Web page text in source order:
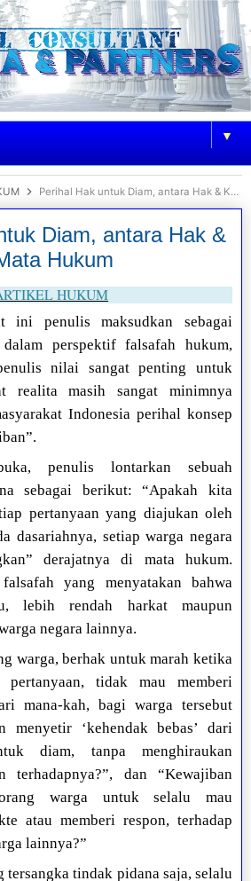
▼
Perihal Hak untuk Diam, antara Hak & Kewajiban di Mata Hukum
Diam, antara Hak &
Hukum
HUKUM
ini penulis maksudkan sebagai
perspektif falsafah hukum,
nilai sangat penting untuk
realita masih sangat minimnya
Indonesia perihal konsep
penulis lontarkan sebuah
sebagai berikut: “Apakah kita
pertanyaan yang diajukan oleh
dasariahnya, setiap warga negara
derajatnya di mata hukum.
yang menyatakan bahwa
lebih rendah harkat maupun
negara lainnya.
warga, berhak untuk marah ketika
tidak mau memberi
mana-kah, bagi warga tersebut
menyetir ‘kehendak bebas’ dari
diam, tanpa menghiraukan
terhadapnya?”, dan “Kewajiban
warga untuk selalu mau
atau memberi respon, terhadap
lainnya?”
tersangka tindak pidana saja, selalu